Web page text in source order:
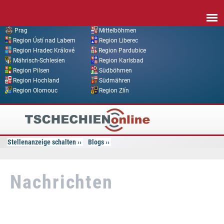
Prag
Mittelböhmen
Region Ústí nad Labem
Region Liberec
Region Hradec Králové
Region Pardubice
Mährisch-Schlesien
Region Karlsbad
Region Pilsen
Südböhmen
Region Hochland
Südmähren
Region Olomouc
Region Zlín
Tschechien
Online
Stellenanzeige schalten Blogs
Nachrichten